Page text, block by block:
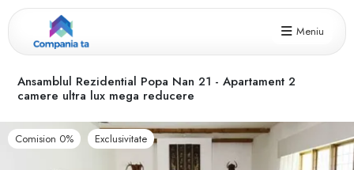
Meniu
Ansamblul Rezidential Popa Nan 21 - Apartament 2
camere ultra lux mega reducere
Comision 0% Exclusivitate